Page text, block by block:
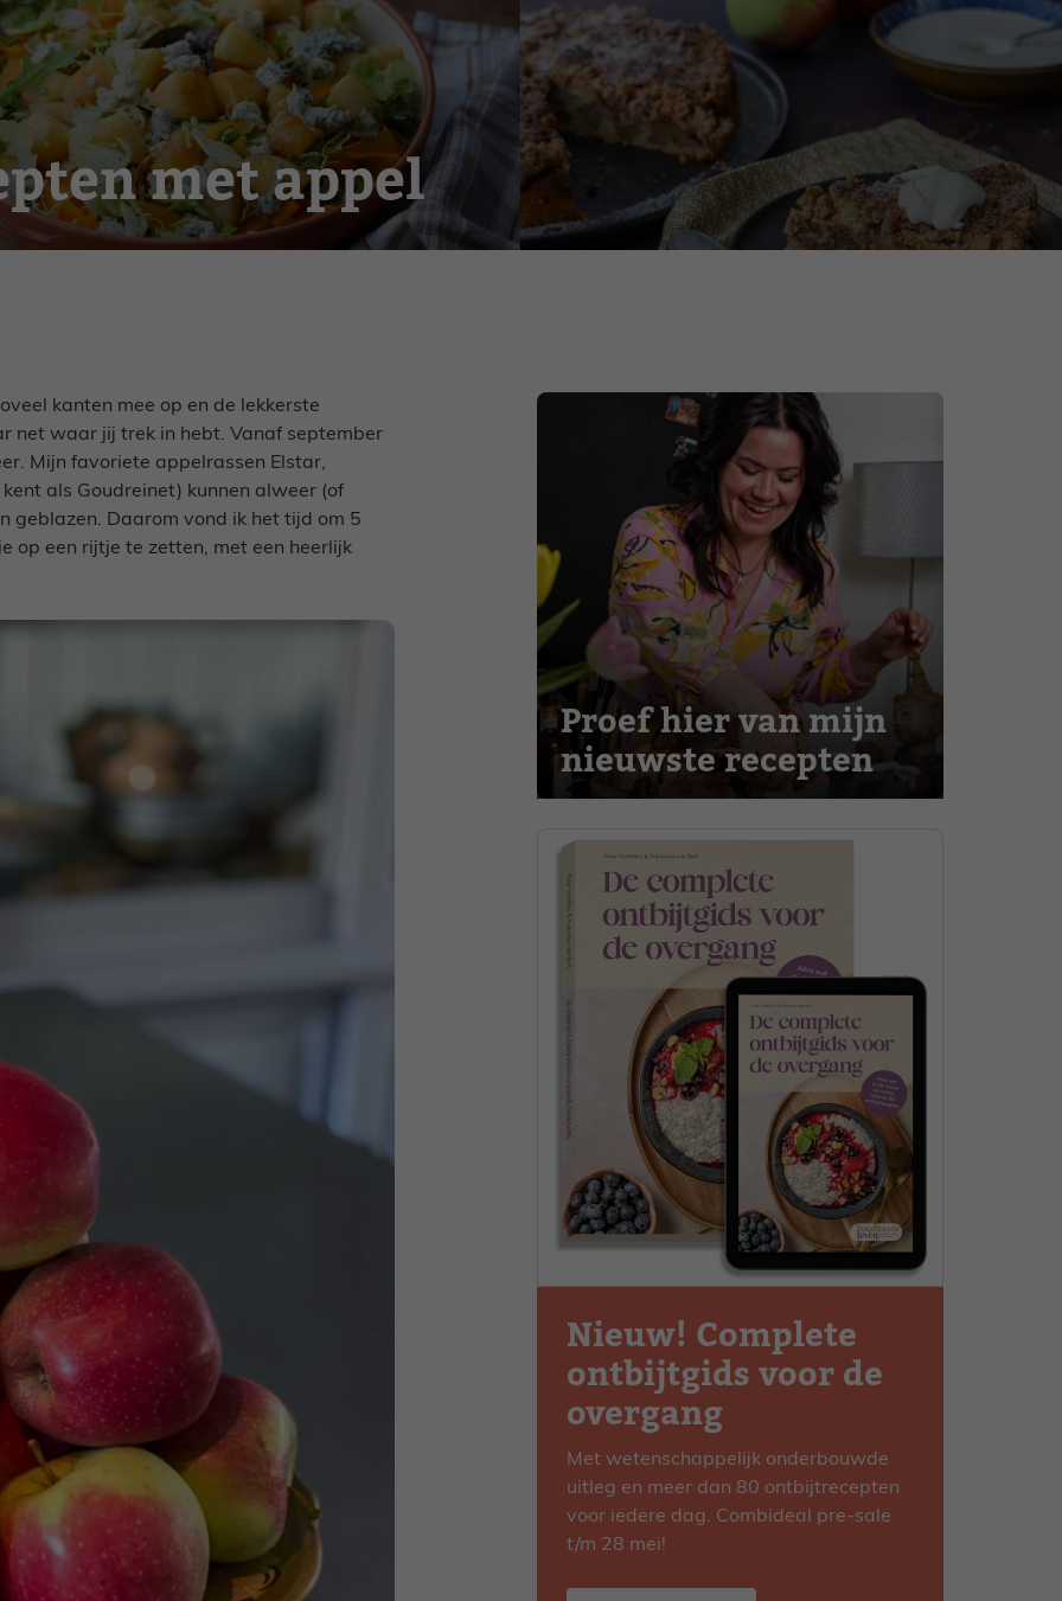
met appel
kanten mee op en de lekkerste
net waar jij trek in hebt. Vanaf september
Mijn favoriete appelrassen Elstar,
als Goudreinet) kunnen alweer (of
geblazen. Daarom vond ik het tijd om 5
op een rijtje te zetten, met een heerlijk
Proef hier van mijn
nieuwste recepten
Nieuw! Complete
ontbijtgids voor de
overgang
Met wetenschappelijk onderbouwde
uitleg en meer dan 80 ontbijtrecepten
voor iedere dag. Combideal pre-sale
t/m 28 mei!